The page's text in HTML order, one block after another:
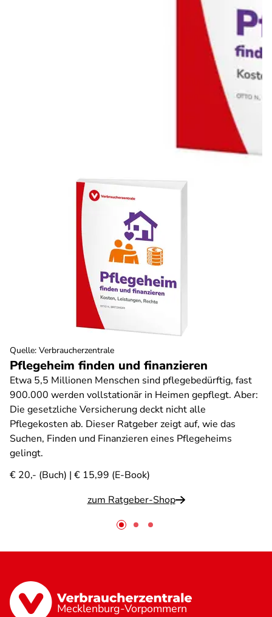
Pflegeheim finden und finanzieren
Etwa 5,5 Millionen Menschen sind pflegebedürftig, fast
900.000 werden vollstationär in Heimen gepflegt. Aber:
Die gesetzliche Versicherung deckt nicht alle
Pflegekosten ab. Dieser Ratgeber zeigt auf, wie das
Suchen, Finden und Finanzieren eines Pflegeheims
gelingt.
€ 20,- (Buch) | € 15,99 (E-Book)
zum Ratgeber-Shop
Quelle: Verbraucherzentrale
Mecklenburg-Vorpommern